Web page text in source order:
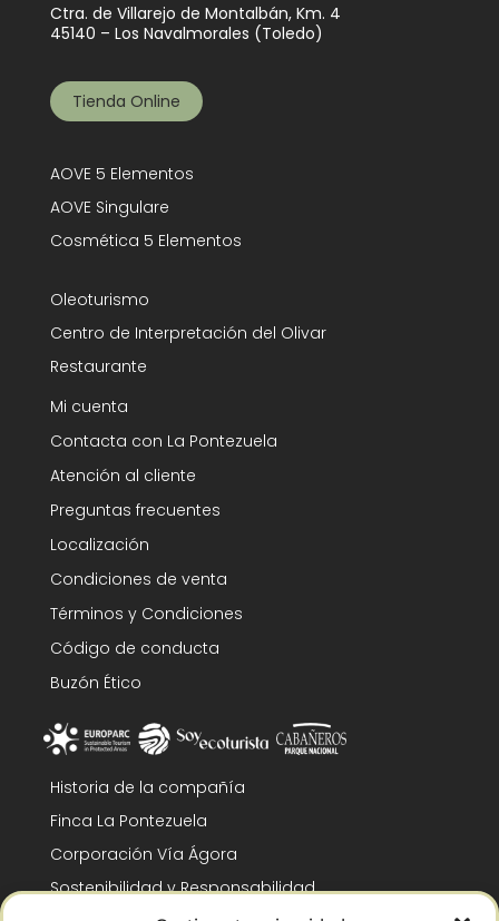
Ctra. de Villarejo de Montalbán, Km. 4
45140 – Los Navalmorales (Toledo)
Tienda Online
AOVE 5 Elementos
AOVE Singulare
Cosmética 5 Elementos
Oleoturismo
Centro de Interpretación del Olivar
Restaurante
Mi cuenta
Contacta con La Pontezuela
Atención al cliente
Preguntas frecuentes
Localización
Condiciones de venta
Términos y Condiciones
Código de conducta
Buzón Ético
Historia de la compañía
Finca La Pontezuela
Corporación Vía Ágora
Sostenibilidad y Responsabilidad